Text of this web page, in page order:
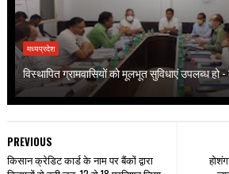
मध्यप्रदेश
विस्थापित ग्रामवासियों को मूलभूत सुविधाएं उपलब्ध हो
PREVIOUS
किसान क्रेडिट कार्ड के नाम पर बैंकों द्वारा